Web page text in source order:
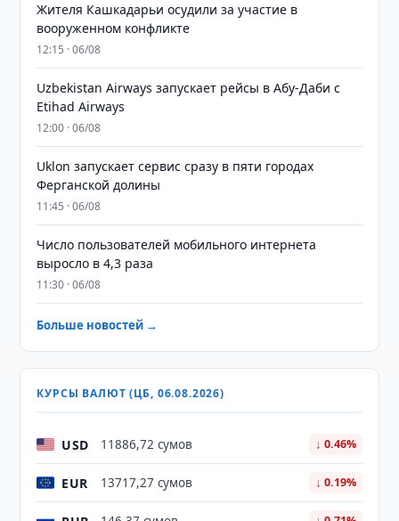
Жителя Кашкадарьи осудили за участие в
вооруженном конфликте
12:15 · 06/08
Uzbekistan Airways запускает рейсы в Абу-Даби с
Etihad Airways
12:00 · 06/08
Uklon запускает сервис сразу в пяти городах
Ферганской долины
11:45 · 06/08
Число пользователей мобильного интернета
выросло в 4,3 раза
11:30 · 06/08
Больше новостей →
КУРСЫ ВАЛЮТ (ЦБ, 06.08.2026)
USD 11886,72 сумов ↓ 0.46%
EUR 13717,27 сумов ↓ 0.19%